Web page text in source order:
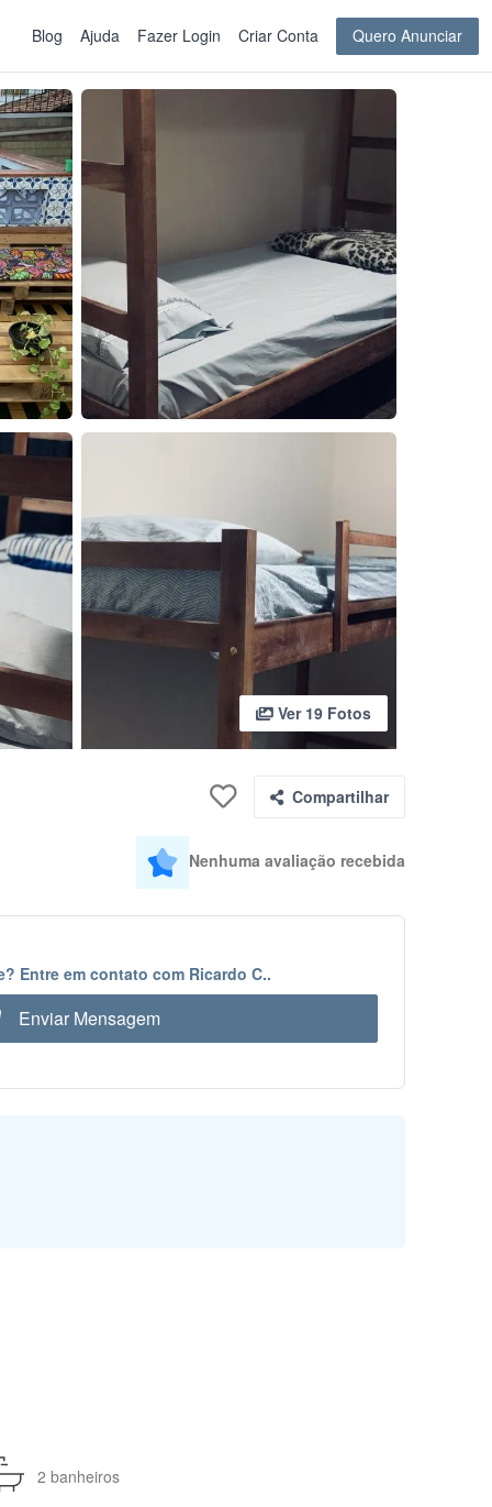
Blog Ajuda Fazer Login Criar Conta Quero Anunciar
Ver 19 Fotos
Compartilhar
Nenhuma avaliação recebida
Entre em contato com Ricardo C..
Enviar Mensagem
2 banheiros